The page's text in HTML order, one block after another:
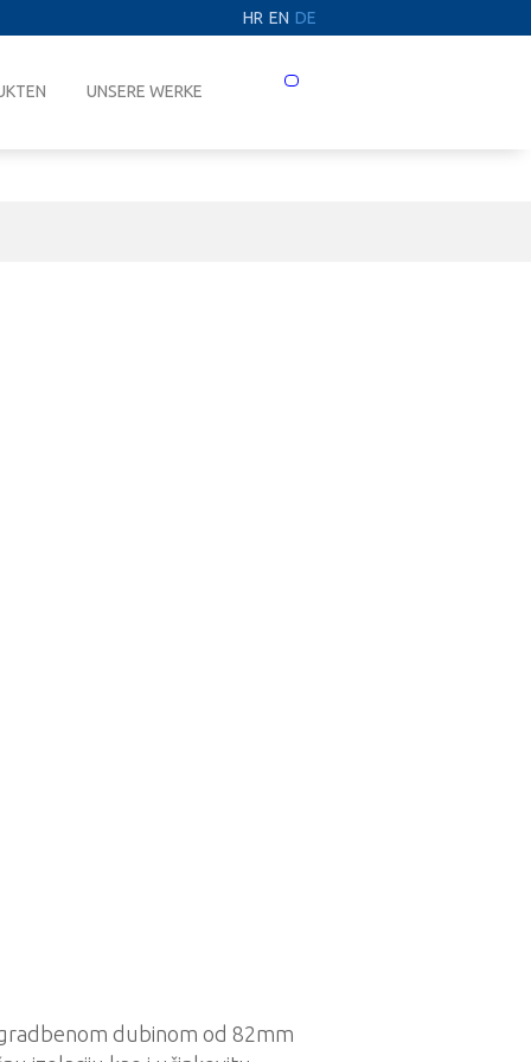
HR EN DE
Prebaci
UNSERE WERKE
dubinom od 82mm